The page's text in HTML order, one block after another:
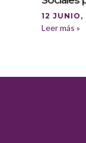
12 JUNIO,
Leer más »